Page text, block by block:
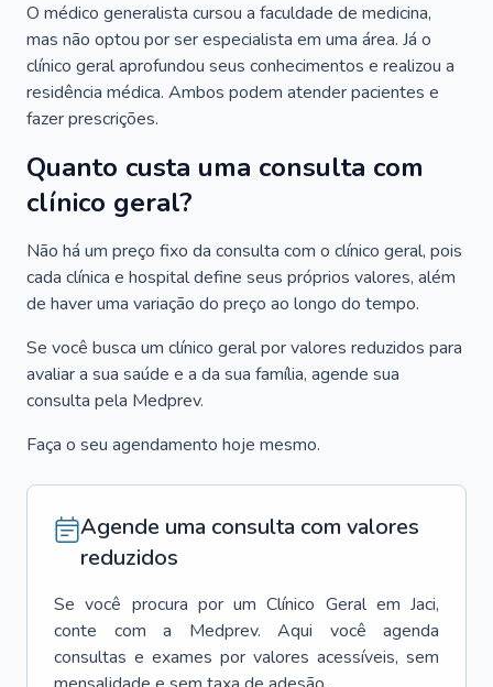
O médico generalista cursou a faculdade de medicina,
mas não optou por ser especialista em uma área. Já o
clínico geral aprofundou seus conhecimentos e realizou a
residência médica. Ambos podem atender pacientes e
fazer prescrições.
Quanto custa uma consulta com
clínico geral?
Não há um preço fixo da consulta com o clínico geral, pois
cada clínica e hospital define seus próprios valores, além
de haver uma variação do preço ao longo do tempo.
Se você busca um clínico geral por valores reduzidos para
avaliar a sua saúde e a da sua família, agende sua
consulta pela Medprev.
Faça o seu agendamento hoje mesmo.
Agende uma consulta com valores
reduzidos
Se você procura por um Clínico Geral em Jaci,
conte com a Medprev. Aqui você agenda
consultas e exames por valores acessíveis, sem